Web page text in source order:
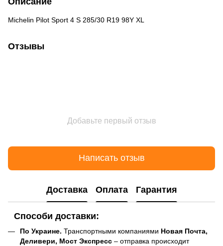
Michelin Pilot Sport 4 S 285/30 R19 98Y XL
Отзывы
Добавьте первый отзыв
Написать отзыв
Доставка Оплата Гарантия
Способи доставки:
По Украине. Транспортными компаниями Новая Почта,
Деливери, Мост Экспресс – отправка происходит